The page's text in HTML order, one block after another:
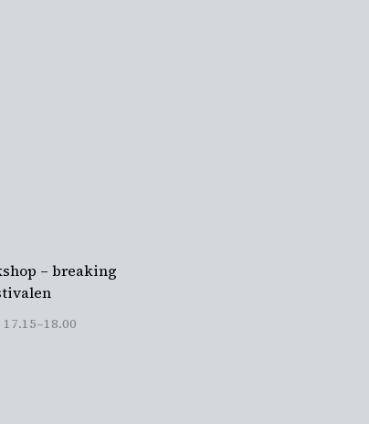
– breaking
–18.00